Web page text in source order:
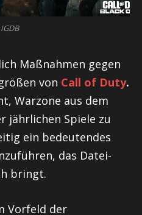
Maßnahmen gegen
von Call of Duty.
Warzone aus dem
jährlichen Spiele zu
ein bedeutendes
das Datei-
bringt.
Vorfeld der